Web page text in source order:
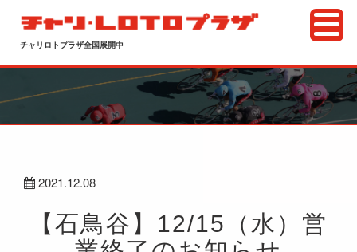
チャリロトプラザ全国展開中
2021.12.08
【石鳥谷】12/15（水）営